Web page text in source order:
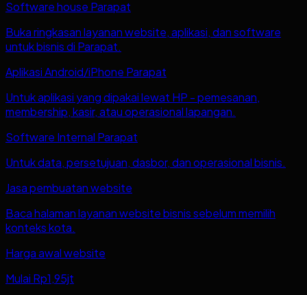
Software house Parapat
Buka ringkasan layanan website, aplikasi, dan software
untuk bisnis di Parapat.
Aplikasi Android/iPhone Parapat
Untuk aplikasi yang dipakai lewat HP - pemesanan,
membership, kasir, atau operasional lapangan.
Software Internal Parapat
Untuk data, persetujuan, dasbor, dan operasional bisnis.
Jasa pembuatan website
Baca halaman layanan website bisnis sebelum memilih
konteks kota.
Harga awal website
Mulai Rp1,95jt